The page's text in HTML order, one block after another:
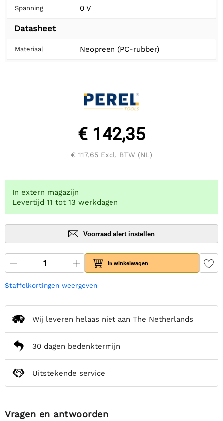
Spanning 0 V
Datasheet
Materiaal Neopreen (PC-rubber)
€ 142,35
€ 117,65 Excl. BTW (NL)
In extern magazijn
Levertijd 11 tot 13 werkdagen
Voorraad alert instellen
In winkelwagen
Staffelkortingen weergeven
Wij leveren helaas niet aan The Netherlands
30 dagen bedenktermijn
Uitstekende service
Vragen en antwoorden